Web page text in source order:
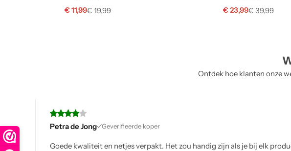
€19,99
€ 11,99 €39,99
€ 23,99
Ontdek hoe klanten onze
Petra de Jong Geverifieerde koper
Goede kwaliteit en netjes verpakt. Het zou handig zijn als je bij elk